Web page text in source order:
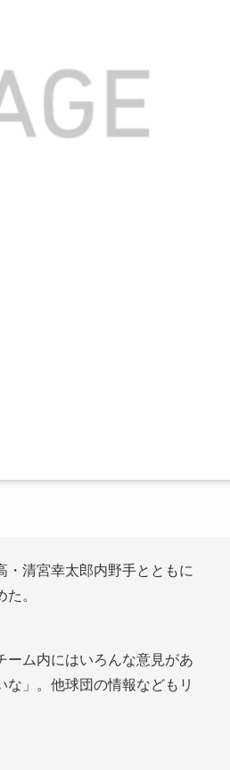
清宮幸太郎内野手とともに
。
ーム内にはいろんな意見があ
」。他球団の情報などもリ